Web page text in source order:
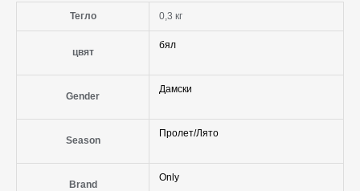
Тегло 0,3 кг
цвят
бял
Gender
Дамски
Season
Пролет/Лято
Brand
Only